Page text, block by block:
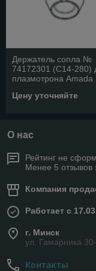
Держатель сопла №
74172301 (C14-280)
плазмотрона Amada
Цену уточняйте
О нас
Рейтинг не
Менее 5 отзывов
Компания
Работает с
г. Минск
ул. Гамарника
Контакты